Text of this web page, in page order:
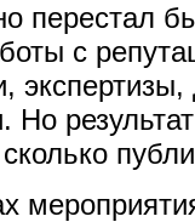
перестал
с
Но